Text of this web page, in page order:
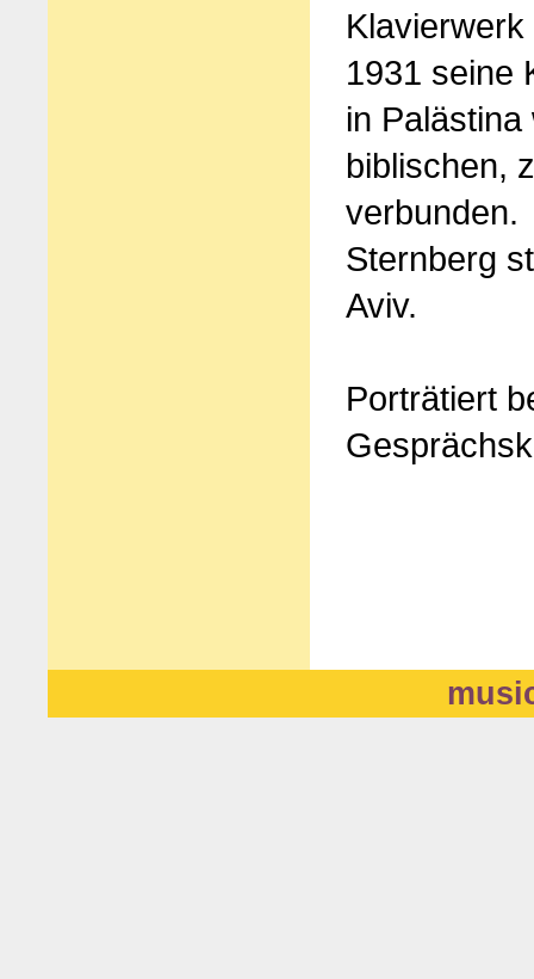
Klavierwerk
1931 seine
in
biblischen,
verbunden.
Sternberg
Aviv.
Porträtiert